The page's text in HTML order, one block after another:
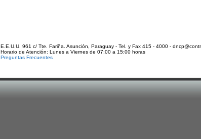
E.E.U.U. 961 c/ Tte. Fariña. Asunción, Paraguay - Tel. y Fax 415 - 4000 -
Horario de Atención: Lunes a Viernes de 07:00 a 15:00 horas
Preguntas Frecuentes